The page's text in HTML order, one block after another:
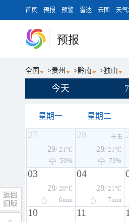
首页 预报 预警 雷达 云图 天气
预报
全国 >贵州 >黔南 >独山
今天
星期一 星期二
27
29/ 21℃
50%
28 十五
28/ 21℃
73%
03
28/ 20℃
6mm
04
28/ 21℃
7mm
10 11